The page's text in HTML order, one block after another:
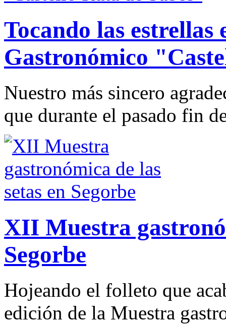
Tocando las
Gastronómico
Nuestro más sincero
que durante el pasado fin
XII Muestra
Segorbe
Hojeando el folleto que
edición de la Muestra